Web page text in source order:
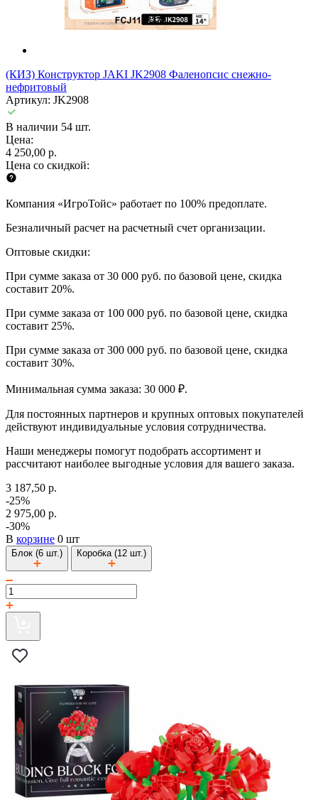
(КИЗ) Конструктор JAKI JK2908 Фаленопсис снежно-
нефритовый
Артикул: JK2908
В наличии 54 шт.
Цена:
4 250,00 р.
Цена со скидкой:
Компания «ИгроТойс» работает по 100% предоплате.
Безналичный расчет на расчетный счет организации.
Оптовые скидки:
При сумме заказа от 30 000 руб. по базовой цене, скидка
составит 20%.
При сумме заказа от 100 000 руб. по базовой цене, скидка
составит 25%.
При сумме заказа от 300 000 руб. по базовой цене, скидка
составит 30%.
Минимальная сумма заказа: 30 000 ₽.
Для постоянных партнеров и крупных оптовых покупателей
действуют индивидуальные условия сотрудничества.
Наши менеджеры помогут подобрать ассортимент и
рассчитают наиболее выгодные условия для вашего заказа.
3 187,50 р.
-25%
2 975,00 р.
-30%
В корзине 0 шт
Блок (6 шт.) Коробка (12 шт.)